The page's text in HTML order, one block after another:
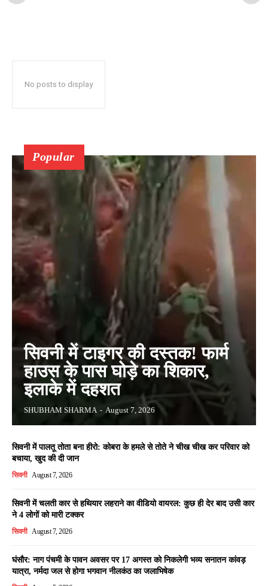
No posts to display
Popular
सिवनी में टाइगर की दस्तक! फार्म
हाउस के पास घोड़े का शिकार,
इलाके में दहशत
SHUBHAM SHARMA - August 7, 2026
सिवनी में पालतू तोता बना हीरो: कोबरा के हमले से तोते ने चीख चीख कर परिवार को
बचाया, खुद की दी जान
सिवनी August 7, 2026
सिवनी में चलती कार से हथियार लहराने का वीडियो वायरल: कुछ ही देर बाद उसी कार
ने 4 लोगों को मारी टक्कर
सिवनी August 7, 2026
घंसौर: नाग पंचमी के पावन अवसर पर 17 अगस्त को निकलेगी भव्य सनातन कांवड़
यात्रा, नर्मदा जल से होगा भगवान नीलकंठ का जलाभिषेक